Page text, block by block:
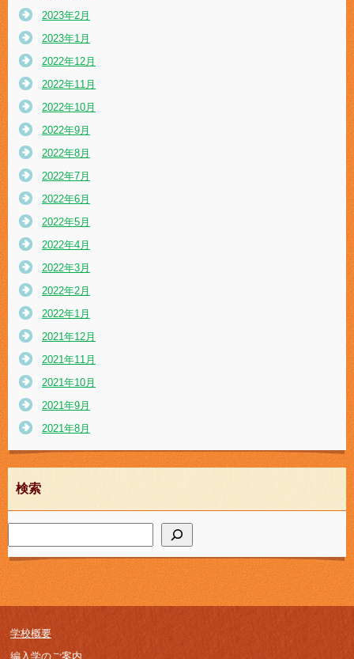
2023年2月
2023年1月
2022年12月
2022年11月
2022年10月
2022年9月
2022年8月
2022年7月
2022年6月
2022年5月
2022年4月
2022年3月
2022年2月
2022年1月
2021年12月
2021年11月
2021年10月
2021年9月
2021年8月
検索
学校概要
編入学のご案内